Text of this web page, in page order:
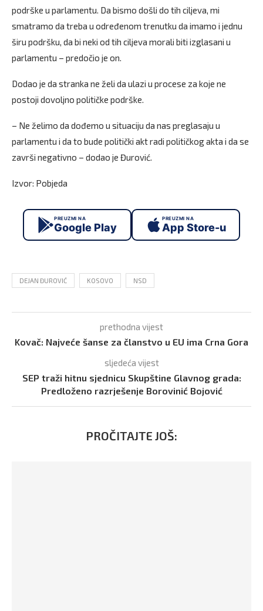
podrške u parlamentu. Da bismo došli do tih ciljeva, mi
smatramo da treba u određenom trenutku da imamo i jednu
širu podršku, da bi neki od tih ciljeva morali biti izglasani u
parlamentu – predočio je on.
Dodao je da stranka ne želi da ulazi u procese za koje ne
postoji dovoljno političke podrške.
– Ne želimo da dođemo u situaciju da nas preglasaju u
parlamentu i da to bude politički akt radi političkog akta i da se
završi negativno – dodao je Đurović.
Izvor: Pobjeda
PREUZMI NA
Google Play
PREUZMI NA
App Store-u
DEJAN ĐUROVIĆ KOSOVO NSD
prethodna vijest
Kovač: Najveće šanse za članstvo u EU ima Crna Gora
sljedeća vijest
SEP traži hitnu sjednicu Skupštine Glavnog grada:
Predloženo razrješenje Borovinić Bojović
PROČITAJTE JOŠ: